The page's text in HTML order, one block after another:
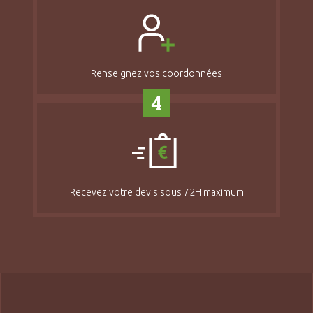
Renseignez vos coordonnées
4
Recevez votre devis sous 72H maximum